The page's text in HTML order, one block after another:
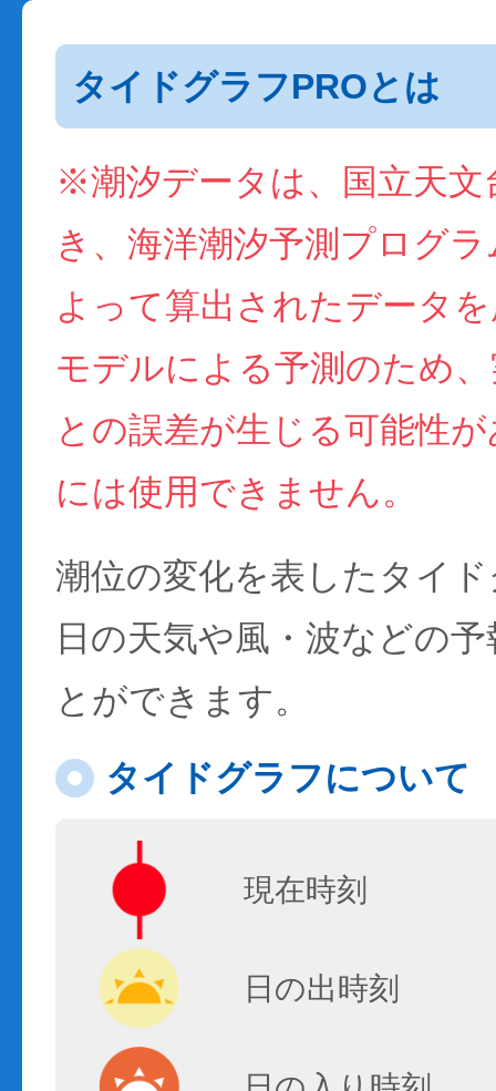
タイドグラフPROとは
※潮汐データは、国立天文
き、海洋潮汐予測プログ
よって算出されたデータ
モデルによる予測のため
との誤差が生じる可能性
には使用できません。
潮位の変化を表したタイ
日の天気や風・波などの
とができます。
タイドグラフについて
現在時刻
日の出時刻